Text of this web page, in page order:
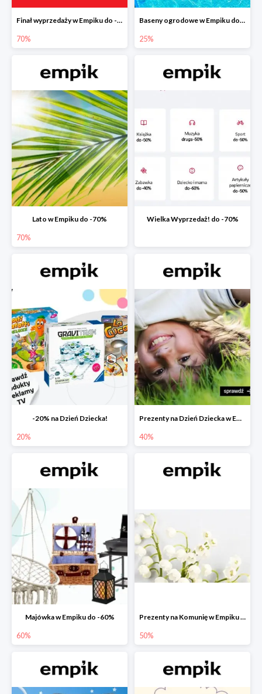
Finał wyprzedaży w Empiku do -70%
70%
Baseny ogrodowe w Empiku do -25%
25%
Lato w Empiku do -70%
70%
Wielka Wyprzedaż! do -70%
-20% na Dzień Dziecka!
20%
Prezenty na Dzień Dziecka w Empiku do -40%
40%
Majówka w Empiku do -60%
60%
Prezenty na Komunię w Empiku do -50%
50%